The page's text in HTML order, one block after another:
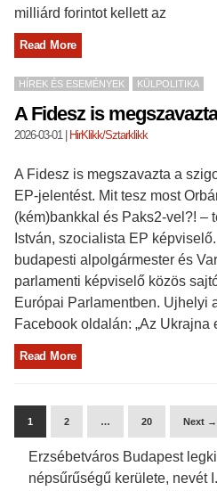
milliárd forintot kellett az
Read More
HÍREK ÉS ESEMÉNYEK KÜLPOLITIKA
A Fidesz is megszavazta
2026-03-01| HirKlikk/Sztarklikk
A Fidesz is megszavazta a
EP-jelentést. Mit tesz most
(kém)bankkal és Paks2-vel?! –
István, szocialista EP
budapesti alpolgármester és
parlamenti képviselő közös
Európai Parlamentben. Ujhelyi
Facebook oldalán: „Az Ukrajna
Read More
1 2 … 20 Next →
Erzsébetváros Budapest
népsűrűségű kerülete, nevét